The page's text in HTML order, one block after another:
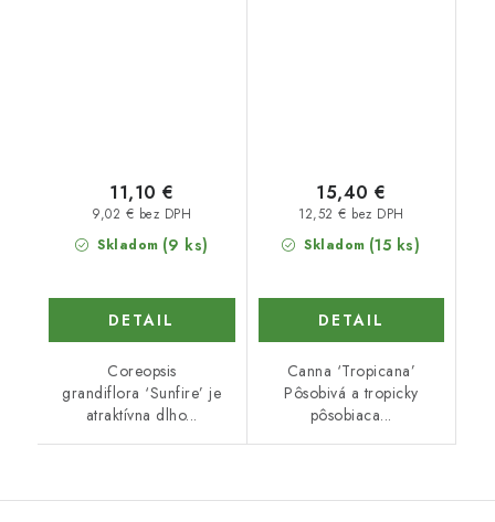
Skladom (9 ks)
9,02 € bez DPH
11,10 €
DETAIL
Coreopsis
grandiflora ‘Sunfire’ je
atraktívna dlho...
Skladom (15 ks)
12,52 € bez DPH
15,40 €
DETAIL
Canna ‘Tropicana’
Pôsobivá a tropicky
pôsobiaca...